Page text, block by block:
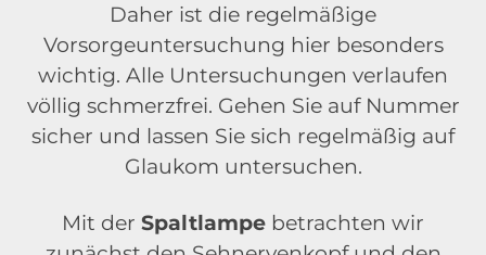
Daher ist die regelmäßige
Vorsorgeuntersuchung hier besonders
wichtig. Alle Untersuchungen verlaufen
völlig schmerzfrei. Gehen Sie auf Nummer
sicher und lassen Sie sich regelmäßig auf
Glaukom untersuchen.
Mit der Spaltlampe betrachten wir